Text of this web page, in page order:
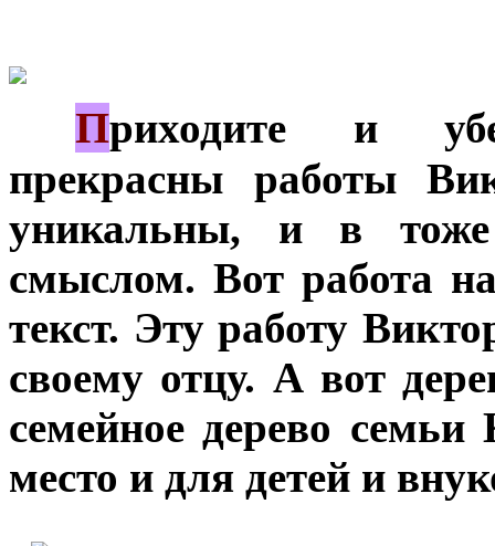
Приходите и
прекрасны работы
уникальны, и в
смыслом. Вот работа
текст. Эту работу
своему отцу. А вот
семейное дерево
место и для детей и